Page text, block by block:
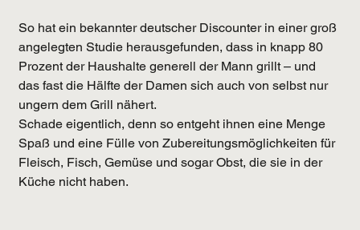
So hat ein bekannter deutscher Discounter in einer groß
angelegten Studie herausgefunden, dass in knapp 80
Prozent der Haushalte generell der Mann grillt – und
das fast die Hälfte der Damen sich auch von selbst nur
ungern dem Grill nähert.
Schade eigentlich, denn so entgeht ihnen eine Menge
Spaß und eine Fülle von Zubereitungsmöglichkeiten für
Fleisch, Fisch, Gemüse und sogar Obst, die sie in der
Küche nicht haben.